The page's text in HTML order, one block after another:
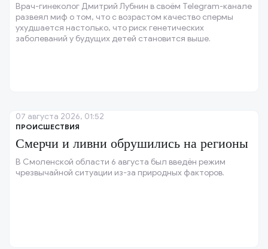
Врач-гинеколог Дмитрий Лубнин в своём Telegram-канале
развеял миф о том, что с возрастом качество спермы
ухудшается настолько, что риск генетических
заболеваний у будущих детей становится выше.
ПРОИСШЕСТВИЯ
Смерчи и ливни обрушились на регионы
В Смоленской области 6 августа был введён режим
чрезвычайной ситуации из-за природных факторов.
07 августа 2026, 01:52